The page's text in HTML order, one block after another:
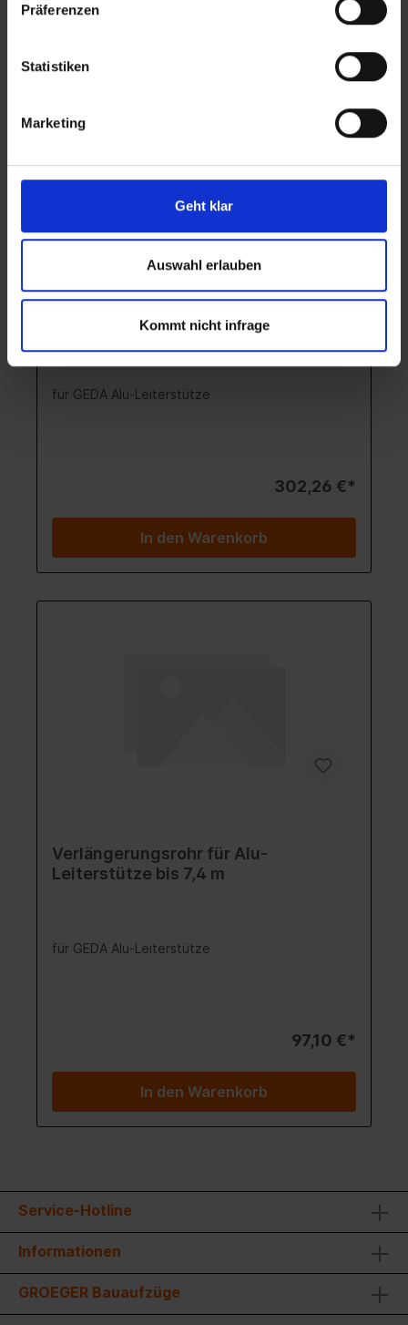
Präferenzen
Statistiken
Marketing
Geht klar
Auswahl erlauben
Kommt nicht infrage
Standrohr
für GEDA Alu-Leiterstütze
302,26 €*
In den Warenkorb
Verlängerungsrohr für Alu-
Leiterstütze bis 7,4 m
für GEDA Alu-Leiterstütze
97,10 €*
In den Warenkorb
Service-Hotline
Informationen
GROEGER Bauaufzüge